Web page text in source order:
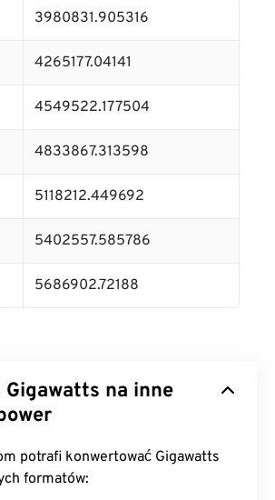
3980831.905316
4265177.04141
4549522.177504
4833867.313598
5118212.449692
5402557.585786
5686902.72188
na inne
potrafi konwertować Gigawatts
formatów: